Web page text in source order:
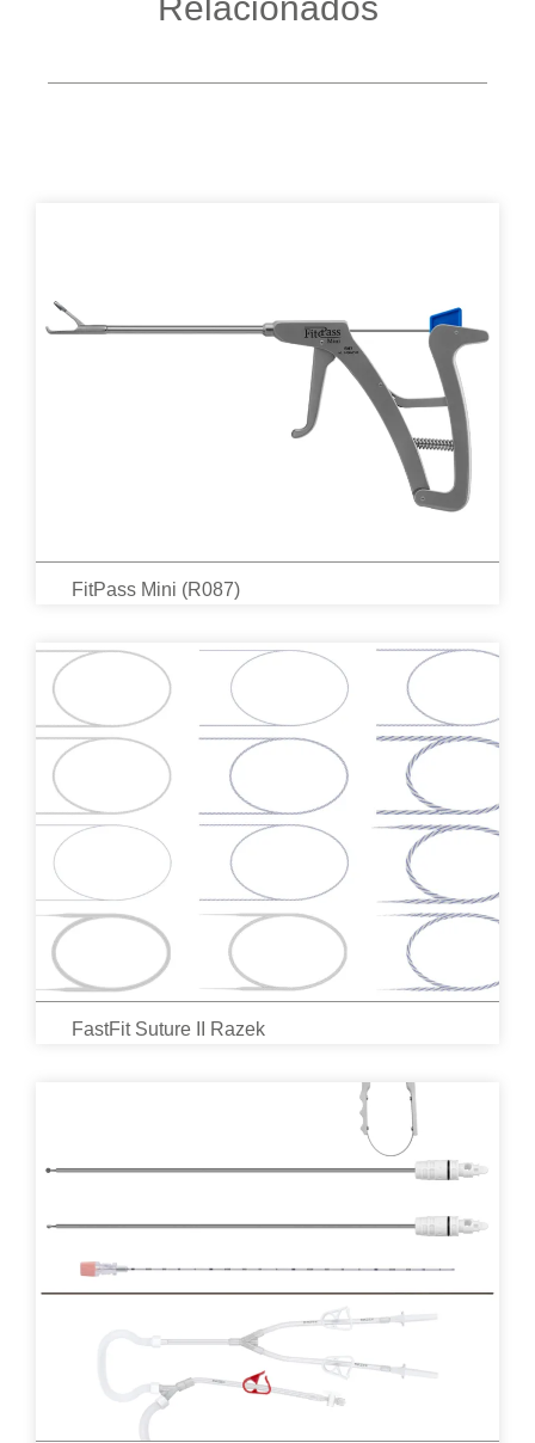
FitPass Mini (R087)
FastFit Suture II Razek